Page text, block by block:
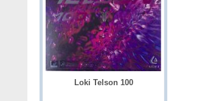
Loki Telson 100